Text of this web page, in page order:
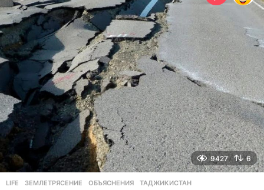
н
а
з
д
9427 6
LIFE ЗЕМЛЕТРЯСЕНИЕ ,ОБЪЯСНЕНИЯ ,ТАДЖИКИСТАН